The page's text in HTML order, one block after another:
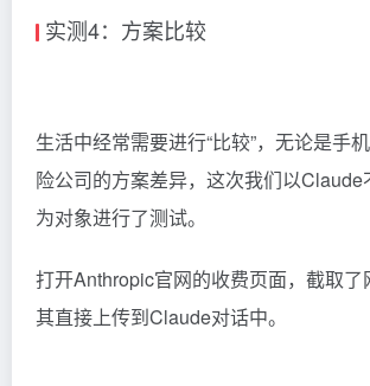
实测4：方案比较
生活中经常需要进行“比较”，无论是手
险公司的方案差异，这次我们以
为对象进行了测试。
打开Anthropic官网的收费页面，截取
其直接上传到Claude对话中。